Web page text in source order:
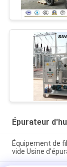
Épurateur
Équipement de
vide Usine